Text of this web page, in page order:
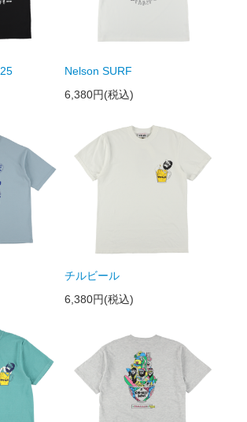
Nelson SURF
6,380円(税込)
チルビール
6,380円(税込)